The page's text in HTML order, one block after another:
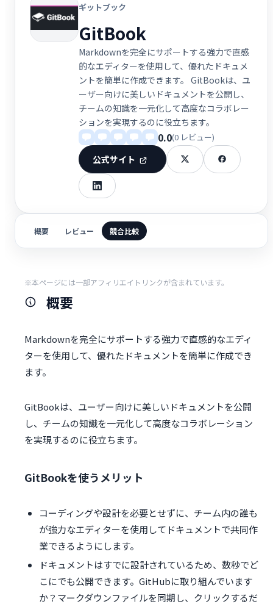
ギットブック
GitBook
Markdownを完全にサポートする強力で直感
的なエディターを使用して、優れたドキュメ
ントを簡単に作成できます。 GitBookは、ユ
ーザー向けに美しいドキュメントを公開し、
チームの知識を一元化して高度なコラボレー
ションを実現するのに役立ちます。
0.0(0 レビュー)
公式サイト
概要 レビュー 競合比較
※本ページには一部アフィリエイトリンクが含まれています。
概要
Markdownを完全にサポートする強力で直感的なエディ
ターを使用して、優れたドキュメントを簡単に作成でき
ます。
GitBookは、ユーザー向けに美しいドキュメントを公開
し、チームの知識を一元化して高度なコラボレーション
を実現するのに役立ちます。
GitBookを使うメリット
コーディングや設計を必要とせずに、チーム内の誰も
が強力なエディターを使用してドキュメントで共同作
業できるようにします。
ドキュメントはすでに設計されているため、数秒でど
こにでも公開できます。GitHubに取り組んでいます
か？マークダウンファイルを同期し、クリックするだ